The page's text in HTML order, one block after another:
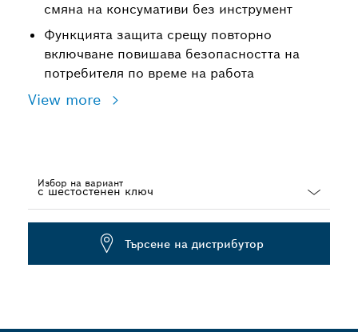
смяна на консумативи без инструмент
Функцията защита срещу повторно
включване повишава безопасността на
потребителя по време на работа
View more
Избор на вариант
Търсене на дистрибутор